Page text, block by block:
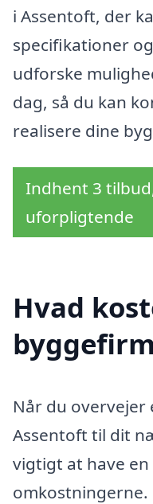
i Assentoft, der
specifikationer
udforske
dag, så du kan
realisere dine
Indhent 3
uforpligtende
Hvad
Når du
Assentoft til dit
vigtigt at have en